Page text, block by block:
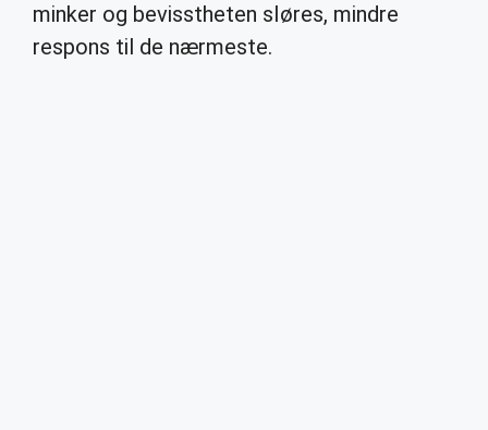
minker og bevisstheten sløres, mindre
respons til de nærmeste.